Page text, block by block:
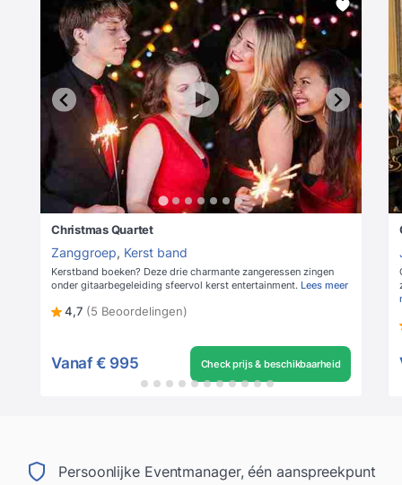
Christmas Quartet
Zanggroep, Kerst band
Kerstband boeken? Deze drie charmante zangeressen zingen
onder gitaarbegeleiding sfeervol kerst entertainment. Lees meer
4,7 (5 Beoordelingen)
Vanaf € 995 Check prijs & beschikbaarheid
Persoonlijke Eventmanager, één aanspreekpunt